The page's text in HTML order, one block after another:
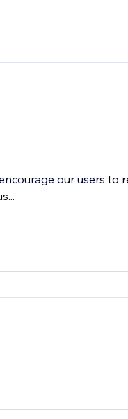
our users to